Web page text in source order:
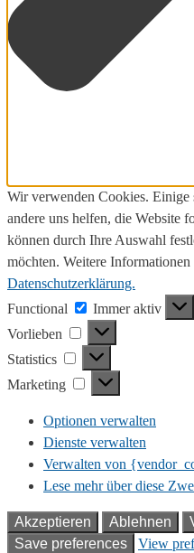
Wir verwenden Cookies.
andere uns helfen, die Website
können durch Ihre Auswahl
möchten. Weitere
Datenschutzerklärung.
Functional
Functional
Immer aktiv
Vorlieben
Vorlieben
Statistics
Statistics
Marketing
Marketing
Optionen verwalten
Dienste verwalten
Verwalten von
Lese mehr über diese
Akzeptieren Ablehnen
Save preferences
View